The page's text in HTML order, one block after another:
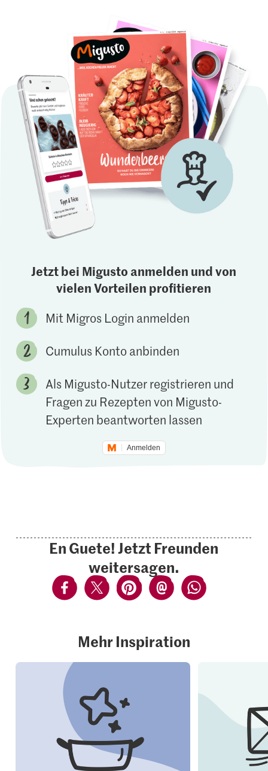
Jetzt bei Migusto anmelden und von
vielen Vorteilen profitieren
Mit Migros Login anmelden
Cumulus Konto anbinden
Als Migusto-Nutzer registrieren und
Fragen zu Rezepten von Migusto-
Experten beantworten lassen
Anmelden
En Guete! Jetzt Freunden
weitersagen.
Mehr Inspiration